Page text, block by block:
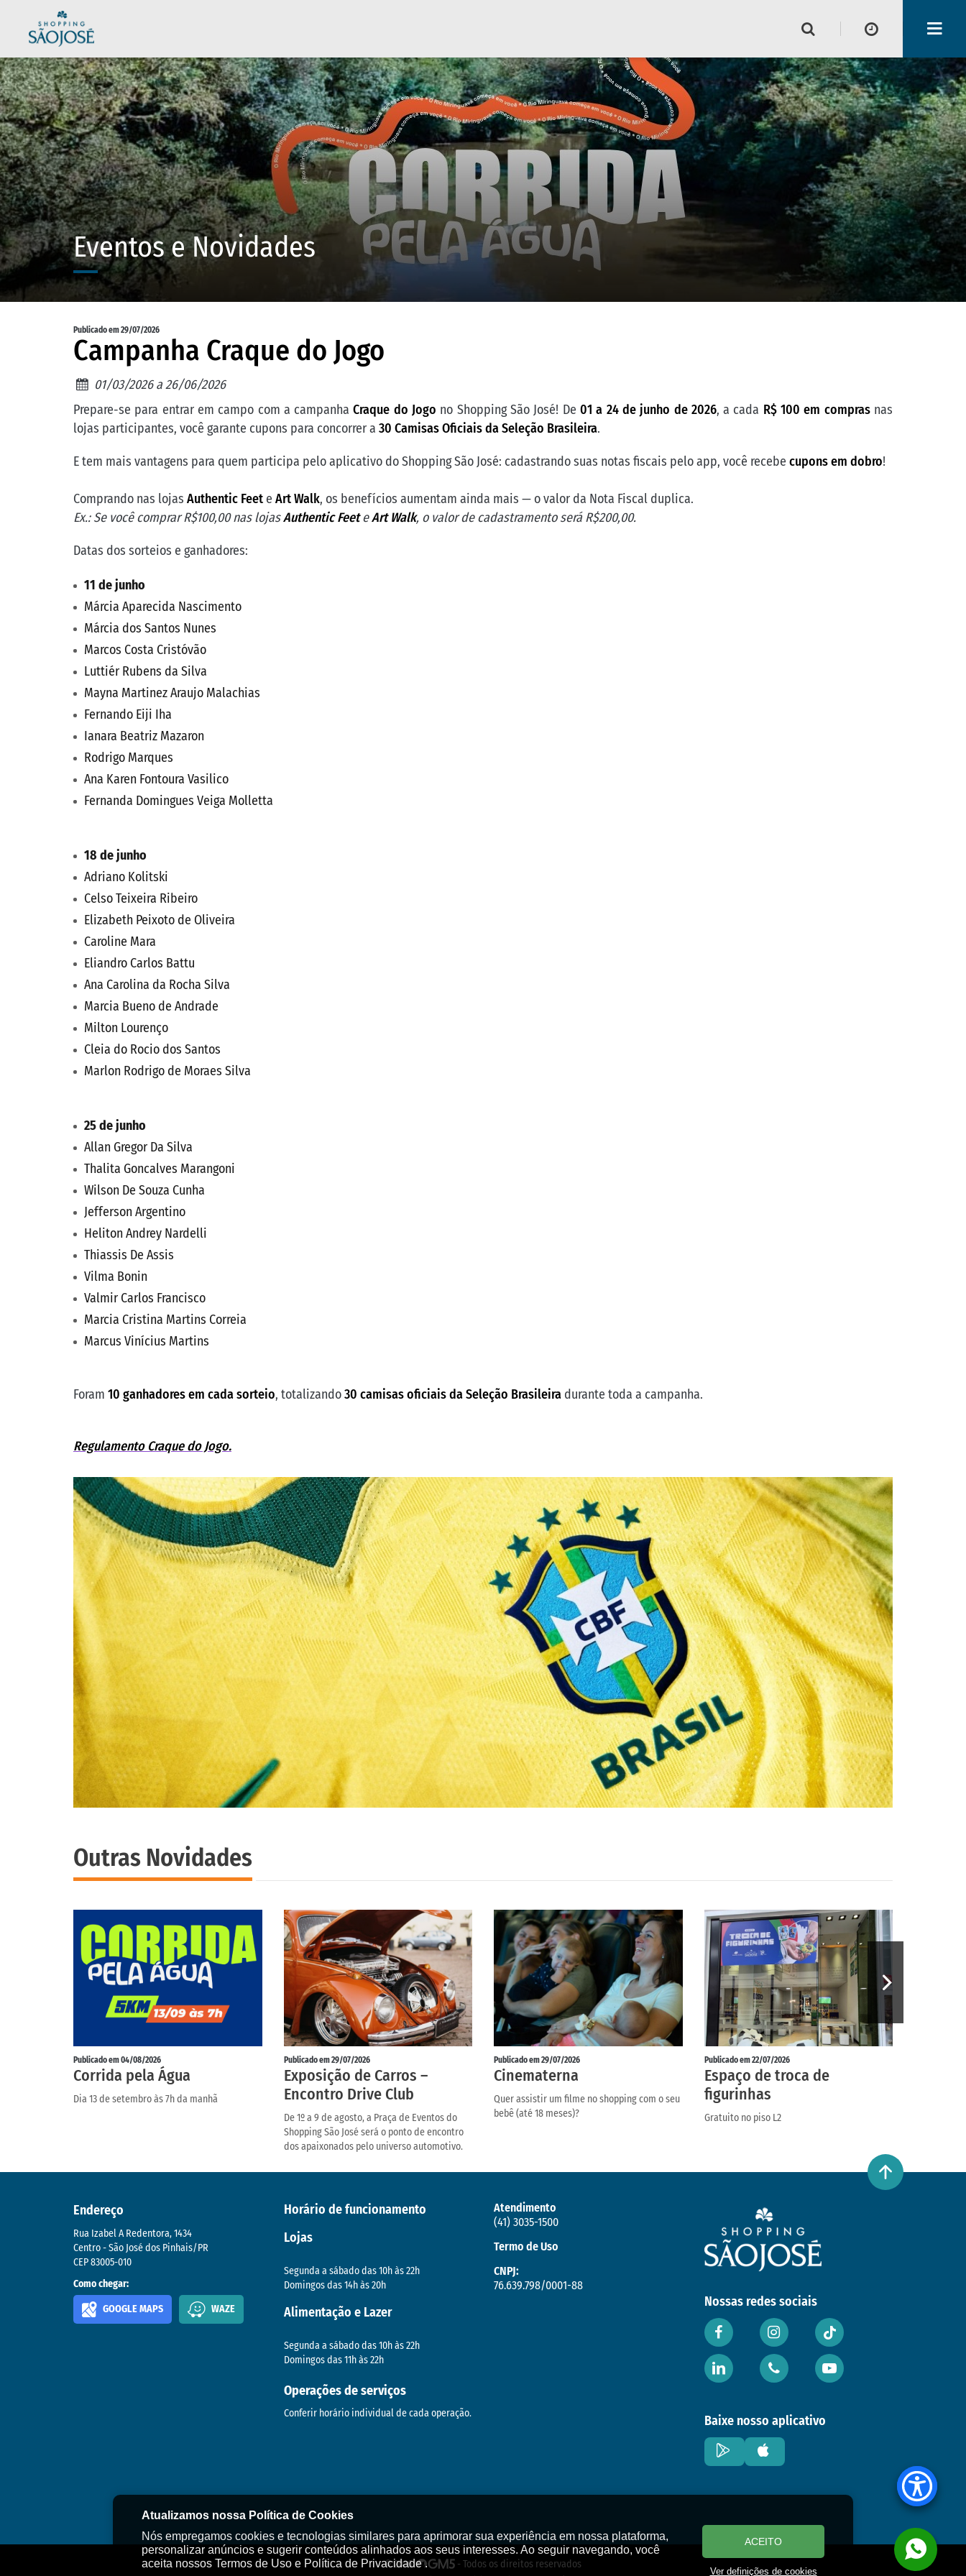
Horário de funcionamento
Lojas
Alimentação e Lazer
Eventos e Novidades
Publicado em 29/07/2026
Campanha Craque do Jogo
01/03/2026 a 26/06/2026
Prepare-se para entrar em campo com a campanhaCraque do Jogo no Shopping São José! De 01 a 24 de junho de 2026, a cada R$ 100 em comprasnas
lojas participantes, você garante cupons para concorrer a 30 Camisas Oficiais da Seleção Brasileira.
E tem mais vantagens para quem participa pelo aplicativo do Shopping São José: cadastrando suas notas fiscais pelo app, você recebe cupons em dobro!
Comprando nas lojas Authentic Feet e Art Walk, os benefícios aumentam ainda mais — o valor da Nota Fiscal duplica.
Ex.: Se você comprar R$100,00 nas lojasAuthentic FeeteArt Walk, o valor de cadastramento será R$200,00.
Datas dos sorteios e ganhadores:
11 de junho
Márcia Aparecida Nascimento
Márcia dos Santos Nunes
Marcos Costa Cristóvão
Luttiér Rubens da Silva
Mayna Martinez Araujo Malachias
Fernando Eiji Iha
Ianara Beatriz Mazaron
Rodrigo Marques
Ana Karen Fontoura Vasilico
Fernanda Domingues Veiga Molletta
18 de junho
Adriano Kolitski
Celso Teixeira Ribeiro
Elizabeth Peixoto de Oliveira
Caroline Mara
Eliandro Carlos Battu
Ana Carolina da Rocha Silva
Marcia Bueno de Andrade
Milton Lourenço
Cleia do Rocio dos Santos
Marlon Rodrigo de Moraes Silva
25 de junho
Allan Gregor Da Silva
Thalita Goncalves Marangoni
Wilson De Souza Cunha
Jefferson Argentino
Heliton Andrey Nardelli
Thiassis De Assis
Vilma Bonin
Valmir Carlos Francisco
Marcia Cristina Martins Correia
Marcus Vinícius Martins
Foram 10 ganhadores em cada sorteio, totalizando30 camisas oficiais da Seleção Brasileira durante toda a campanha.
Regulamento Craque do Jogo.
Outras Novidades
Publicado em 04/08/2026
Corrida pela Água
Dia 13 de setembro às 7h da manhã
Publicado em 29/07/2026
Exposição de Carros –
Encontro Drive Club
De 1º a 9 de agosto, a Praça de Eventos do
Shopping São José será o ponto de encontro
dos apaixonados pelo universo automotivo.
Publicado em 29/07/2026
Cinematerna
Quer assistir um filme no shopping com o seu
bebê (até 18 meses)?
Publicado em 22/07/2026
Espaço de troca de
figurinhas
Gratuito no piso L2
Endereço
Rua Izabel A Redentora, 1434
Centro - São José dos Pinhais/PR
CEP 83005-010
Como chegar:
GOOGLE MAPS WAZE
Horário de funcionamento
Lojas
Segunda a sábado das 10h às 22h
Domingos das 14h às 20h
Alimentação e Lazer
Segunda a sábado das 10h às 22h
Domingos das 11h às 22h
Operações de serviços
Conferir horário individual de cada operação.
Atendimento
(41) 3035-1500
Termo de Uso
CNPJ:
76.639.798/0001-88
Nossas redes sociais
Baixe nosso aplicativo
© 2026 - Todos os direitos reservados
Atualizamos nossa Política de Cookies
Nós empregamos cookies e tecnologias similares para aprimorar sua experiência em nossa plataforma,
personalizar anúncios e sugerir conteúdos alinhados aos seus interesses. Ao seguir navegando, você
aceita nossos Termos de Uso e Política de Privacidade .
ACEITO
Ver definições de cookies